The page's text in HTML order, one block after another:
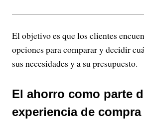
El objetivo es que los clientes
opciones para comparar y decidir
sus necesidades y a su presupuesto.
El ahorro como parte
experiencia de compra